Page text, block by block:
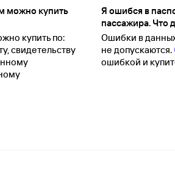
можно купить
купить по:
свидетельству
Я ошибся в
пассажира. Что
Ошибки в
не допускаются.
ошибкой и